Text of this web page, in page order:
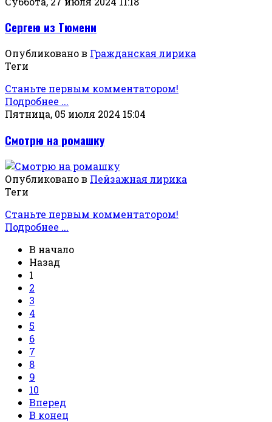
Сергею из Тюмени
Опубликовано в Гражданская лирика
Теги
Станьте первым комментатором!
Подробнее ...
Пятница, 05 июля 2024 15:04
Смотрю на ромашку
Опубликовано в Пейзажная лирика
Теги
Станьте первым комментатором!
Подробнее ...
В начало
Назад
1
2
3
4
5
6
7
8
9
10
Вперед
В конец